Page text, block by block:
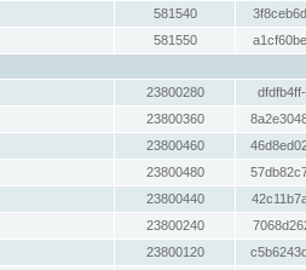
581540
581550
23800280
23800360
23800460
23800480
23800440
23800240
23800120